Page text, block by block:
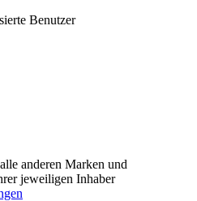
Benutzer
anderen Marken und
jeweiligen Inhaber